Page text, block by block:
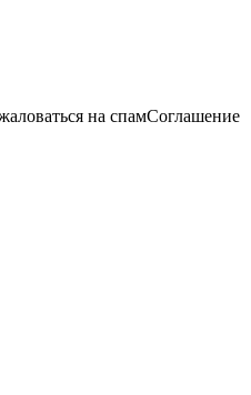
на спамСоглашение